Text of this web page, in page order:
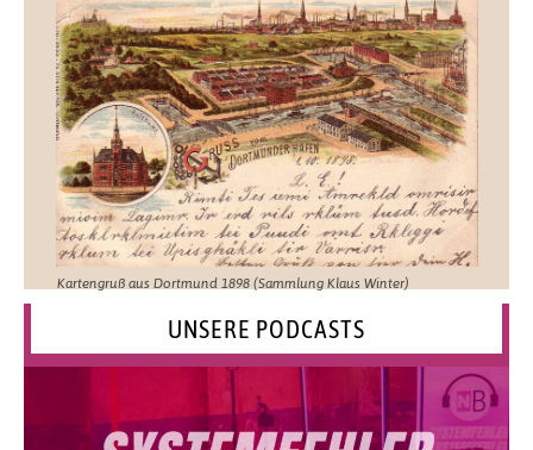
Kartengruß aus Dortmund 1898 (Sammlung Klaus Winter)
UNSERE PODCASTS